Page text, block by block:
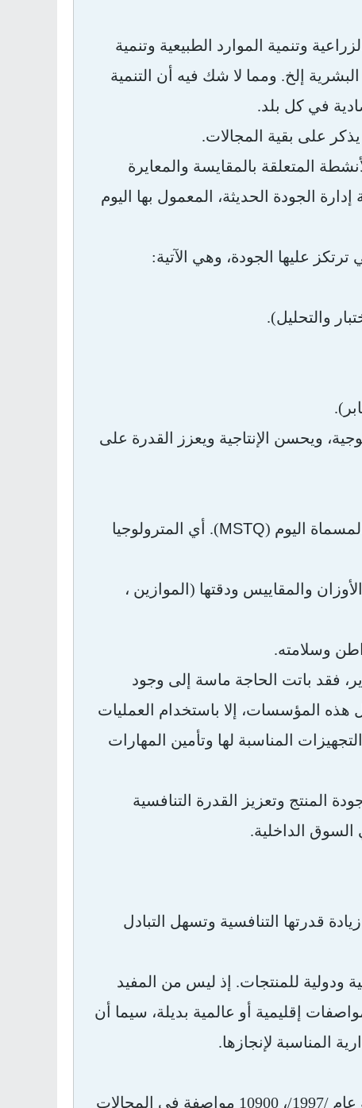
وتنمية الموارد الطبيعية وتنمية
البشرية إلخ. ومما لا شك فيه أن التنمية
في كل بلد.
على بقية المجالات.
المتعلقة بالمقايسة والمعايرة
الجودة الحديثة، المعمول بها اليوم
عليها الجودة، وهي الآتية:
والتحليل).
ويحسن الإنتاجية ويعزز القدرة على
اليوم (MSTQ). أي المترولوجيا
والمقاييس ودقتها (الموازين ،
وسلامته.
فقد باتت الحاجة ماسة إلى وجود
المؤسسات، إلا باستخدام العمليات
المناسبة لها وتأمين المهارات
المنتج وتعزيز القدرة التنافسية
الداخلية.
قدرتها التنافسية وتسهل التبادل
ودولية للمنتجات. إذ ليس من المفيد
إقليمية أو عالمية بديلة، سيما أن
المناسبة لإنجازها.
" منذ إنشاءها عام /1947/ ولغاية عام /1997/، 10900 مواصفة في المجالات